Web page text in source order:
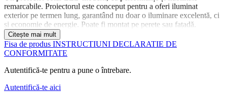
remarcabile. Proiectorul este conceput pentru a oferi iluminat
exterior pe termen lung, garantând nu doar o iluminare excelentă, ci
și economie de energie. Poate fi montat pe perete sau fațadă.
Principiu de funcționare:
Atunci când soarele luminează, panoul solar încarcă bateriile, iar
corpul de iluminat LED rămâne stins. După apus, panoul încetează
încărcarea bateriilor, iar corpul LED intră în modul de noapte
ul se aprinde și rămâne activ pentru o perioadă setată (aproximativ
Citește mai mult
Fisa de produs INSTRUCTIUNI DECLARATIE DE
CONFORMITATE
Autentifică-te pentru a pune o întrebare.
Autentifică-te aici